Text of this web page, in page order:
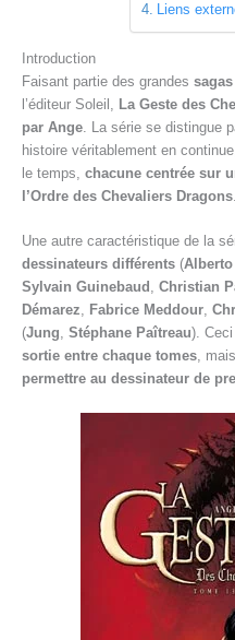
Liens
Introduction
Faisant partie des grandes
l’éditeur Soleil,
La Geste des
par Ange . La série se distingue
histoire véritablement en
le temps, chacune centrée sur
l’Ordre des Chevaliers Dragons
Une autre caractéristique de la
dessinateurs différents (Alberto
Sylvain Guinebaud , Christian
Démarez, Fabrice Meddour,
(Jung, Stéphane Paîtreau).
sortie entre chaque tomes,
permettre au dessinateur de